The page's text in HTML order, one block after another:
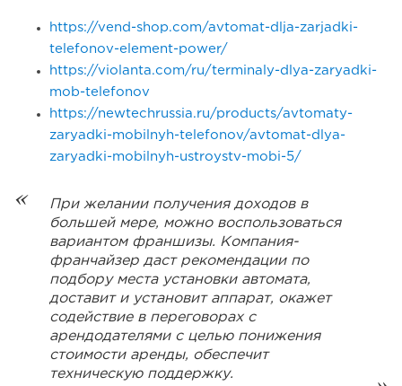
https://vend-shop.com/avtomat-dlja-zarjadki-
telefonov-element-power/
https://violanta.com/ru/terminaly-dlya-zaryadki-
mob-telefonov
https://newtechrussia.ru/products/avtomaty-
zaryadki-mobilnyh-telefonov/avtomat-dlya-
zaryadki-mobilnyh-ustroystv-mobi-5/
При желании получения доходов в
большей мере, можно воспользоваться
вариантом франшизы. Компания-
франчайзер даст рекомендации по
подбору места установки автомата,
доставит и установит аппарат, окажет
содействие в переговорах с
арендодателями с целью понижения
стоимости аренды, обеспечит
техническую поддержку.